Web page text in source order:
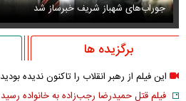
جوراب‌های شهباز شریف خبرساز شد
برگزیده ها
این فیلم از رهبر انقلاب را تاکنون ندیده بودید
فیلم قتل حمیدرضا رجب‌زاده به خانواده رسید